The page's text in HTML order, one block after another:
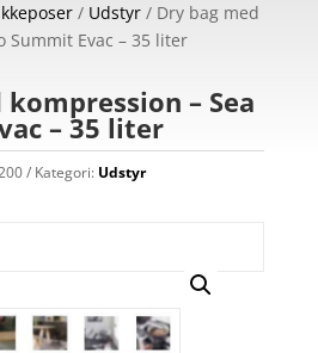
/ Udstyr/ Dry bag med
Summit Evac – 35 liter
– Sea
– 35 liter
Kategori: Udstyr